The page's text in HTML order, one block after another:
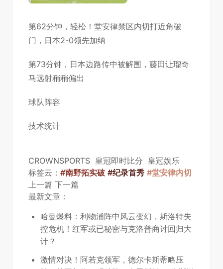
第62分钟，轻松！堂安律禁区内切打近角破
门，日本2-0领先加纳
第73分钟，日本边路传中被解围，藤田让瑠奇
马远射稍稍偏出
球队阵容
技术统计
CROWNSPORTS 皇冠即时比分 皇冠娱乐
标签云： #南野拓实破 #纪录首秀 #堂安律内切
上一篇 下一篇
最新文章：
哈曼爆料：利物浦阵中风云变幻，斯洛特失
控危机！红军或已秘密与克洛普商讨回归大
计？
激情对决！阿若克领军，德尔卡斯蒂略压